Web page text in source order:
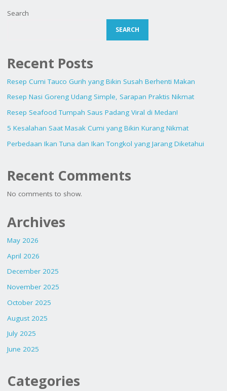
PUSAT,
DIJAMIN
Search
SEARCH
Recent Posts
Resep Cumi Tauco Gurih yang Bikin Susah Berhenti Makan
Resep Nasi Goreng Udang Simple, Sarapan Praktis Nikmat
Resep Seafood Tumpah Saus Padang Viral di Medan!
5 Kesalahan Saat Masak Cumi yang Bikin Kurang Nikmat
Perbedaan Ikan Tuna dan Ikan Tongkol yang Jarang Diketahui
Recent Comments
No comments to show.
Archives
May 2026
April 2026
December 2025
November 2025
October 2025
August 2025
July 2025
June 2025
Categories